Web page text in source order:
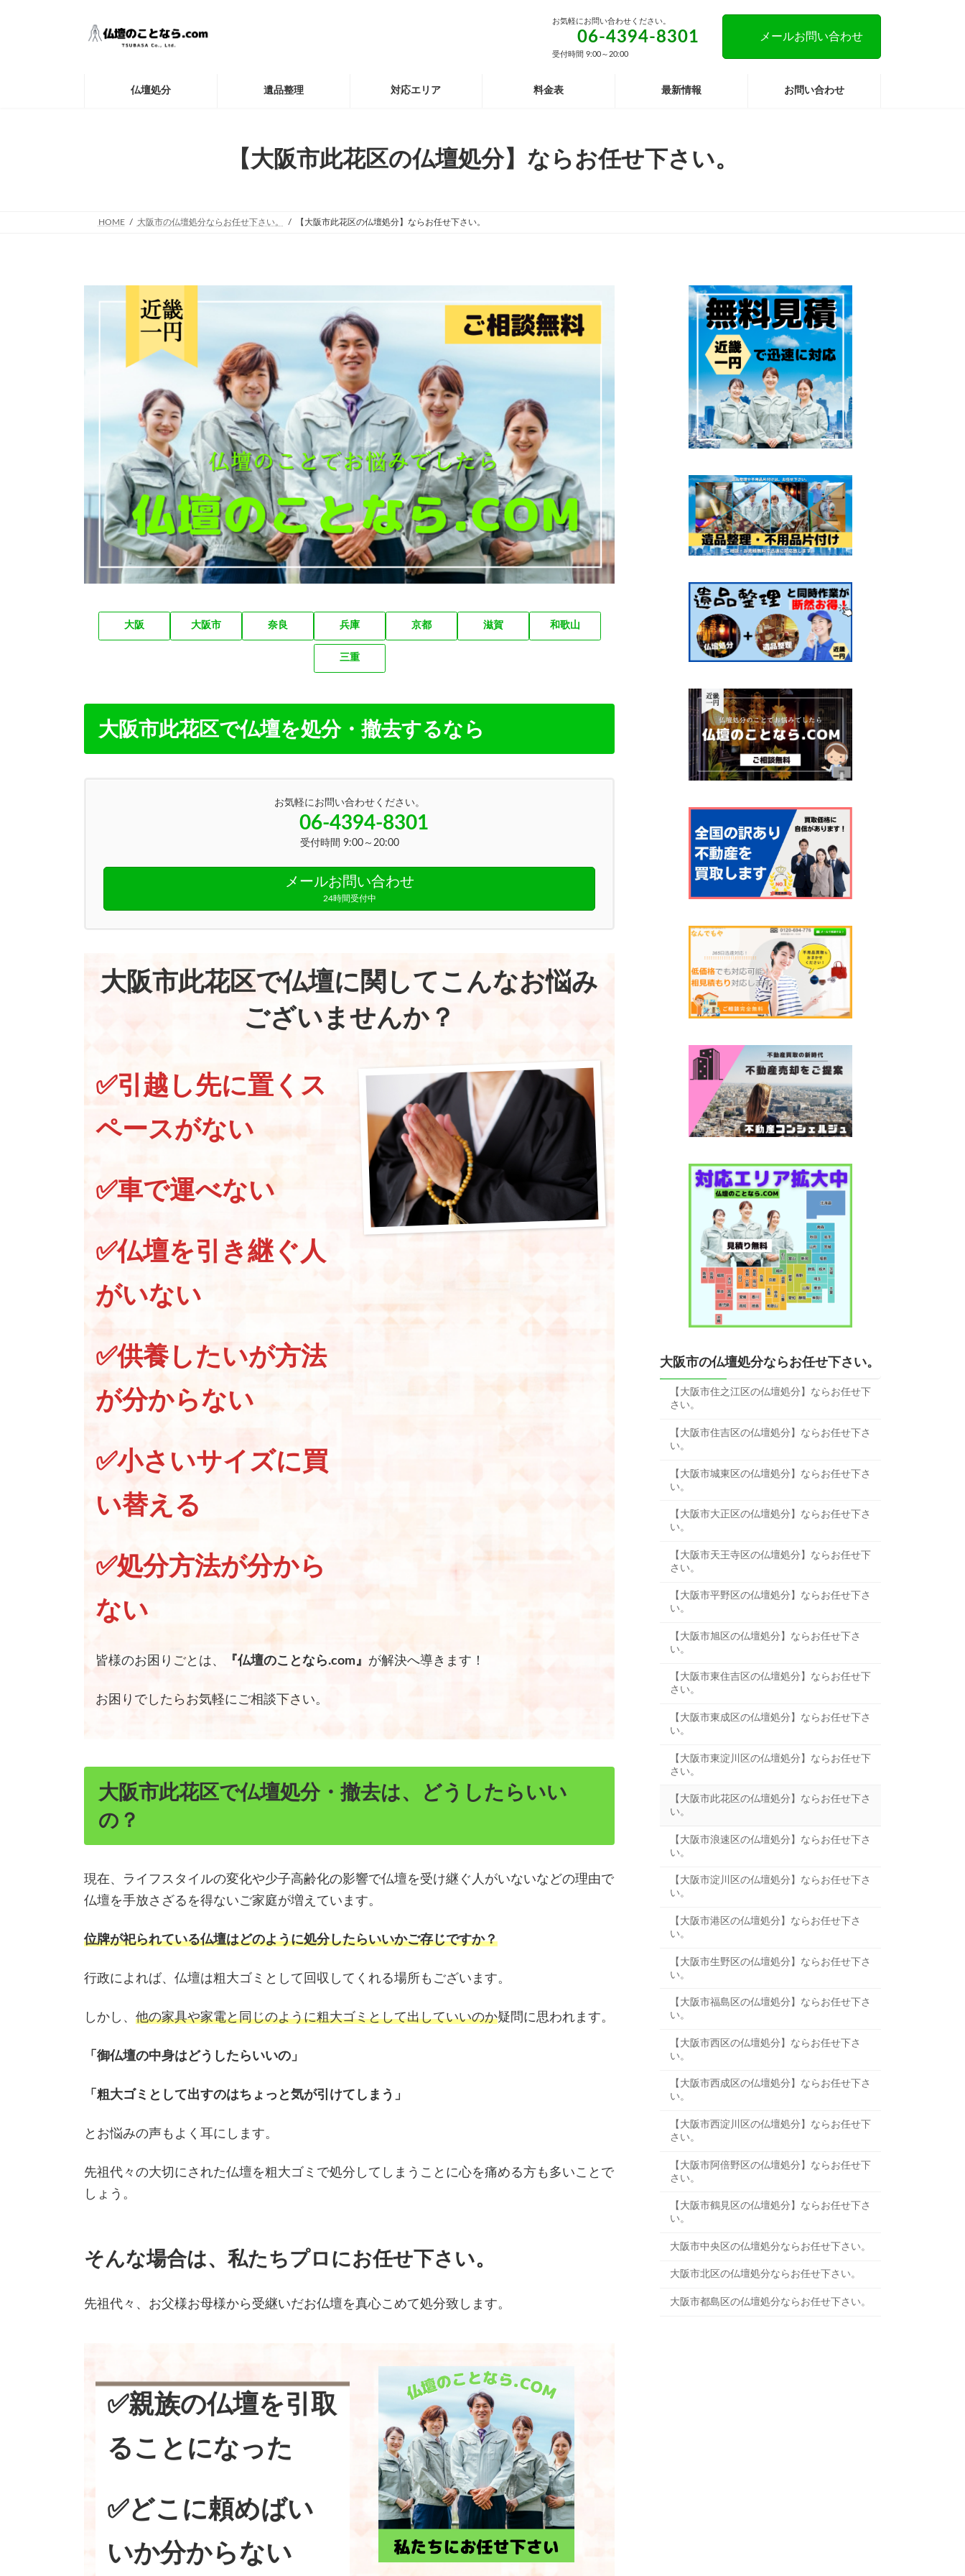
お気軽にお問い合わせください。
06-4394-8301
受付時間 9:00～20:00
メールお問い合わせ
仏壇処分 遺品整理 対応エリア 料金表 最新情報 お問い合わせ
【大阪市此花区の仏壇処分】ならお任せ下さい。
HOME 大阪市の仏壇処分ならお任せ下さい。 【大阪市此花区の仏壇処分】ならお任せ下さい。
大阪 大阪市 奈良 兵庫 京都 滋賀 和歌山
三重
大阪市此花区で仏壇を処分・撤去するなら
お気軽にお問い合わせください。
06-4394-8301
受付時間 9:00～20:00
メールお問い合わせ
24時間受付中
大阪市此花区で仏壇に関してこんなお悩み
ございませんか？
✅引越し先に置くス
ペースがない
✅車で運べない
✅仏壇を引き継ぐ人
がいない
✅供養したいが方法
が分からない
✅小さいサイズに買
い替える
✅処分方法が分から
ない
皆様のお困りごとは、 『仏壇のことなら.com』 が解決へ導きます！
お困りでしたらお気軽にご相談下さい。
大阪市此花区で仏壇処分・撤去は、どうしたらいい
の？
現在、ライフスタイルの変化や少子高齢化の影響で仏壇を受け継ぐ人がいないなどの理由で
仏壇を手放さざるを得ないご家庭が増えています。
位牌が祀られている仏壇はどのように処分したらいいかご存じですか？
行政によれば、仏壇は粗大ゴミとして回収してくれる場所もございます。
しかし、 他の家具や家電と同じのように粗大ゴミとして出していいのか疑問に思われます。
「御仏壇の中身はどうしたらいいの」
「粗大ゴミとして出すのはちょっと気が引けてしまう」
とお悩みの声もよく耳にします。
先祖代々の大切にされた仏壇を粗大ゴミで処分してしまうことに心を痛める方も多いことで
しょう。
そんな場合は、私たちプロにお任せ下さい。
先祖代々、お父様お母様から受継いだお仏壇を真心こめて処分致します。
✅親族の仏壇を引取
ることになった
✅どこに頼めばい
いか分からない
大阪市の仏壇処分ならお任せ下さい。
【大阪市住之江区の仏壇処分】ならお任せ下
さい。
【大阪市住吉区の仏壇処分】ならお任せ下さ
い。
【大阪市城東区の仏壇処分】ならお任せ下さ
い。
【大阪市大正区の仏壇処分】ならお任せ下さ
い。
【大阪市天王寺区の仏壇処分】ならお任せ下
さい。
【大阪市平野区の仏壇処分】ならお任せ下さ
い。
【大阪市旭区の仏壇処分】ならお任せ下さ
い。
【大阪市東住吉区の仏壇処分】ならお任せ下
さい。
【大阪市東成区の仏壇処分】ならお任せ下さ
い。
【大阪市東淀川区の仏壇処分】ならお任せ下
さい。
【大阪市此花区の仏壇処分】ならお任せ下さ
い。
【大阪市浪速区の仏壇処分】ならお任せ下さ
い。
【大阪市淀川区の仏壇処分】ならお任せ下さ
い。
【大阪市港区の仏壇処分】ならお任せ下さ
い。
【大阪市生野区の仏壇処分】ならお任せ下さ
い。
【大阪市福島区の仏壇処分】ならお任せ下さ
い。
【大阪市西区の仏壇処分】ならお任せ下さ
い。
【大阪市西成区の仏壇処分】ならお任せ下さ
い。
【大阪市西淀川区の仏壇処分】ならお任せ下
さい。
【大阪市阿倍野区の仏壇処分】ならお任せ下
さい。
【大阪市鶴見区の仏壇処分】ならお任せ下さ
い。
大阪市中央区の仏壇処分ならお任せ下さい。
大阪市北区の仏壇処分ならお任せ下さい。
大阪市都島区の仏壇処分ならお任せ下さい。